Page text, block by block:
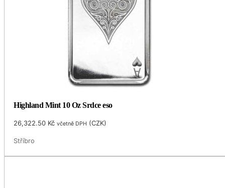
Highland Mint 10 Oz Srdce eso
26,322.50 Kč včetně DPH (CZK)
Stříbro